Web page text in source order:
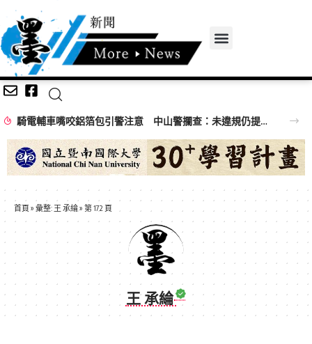
騎電輔車嘴咬鋁箔包引警注意 中山警攔查：未違規仍提醒專心騎乘
首頁 » 彙整: 王 承綸» 第 172 頁
王 承綸